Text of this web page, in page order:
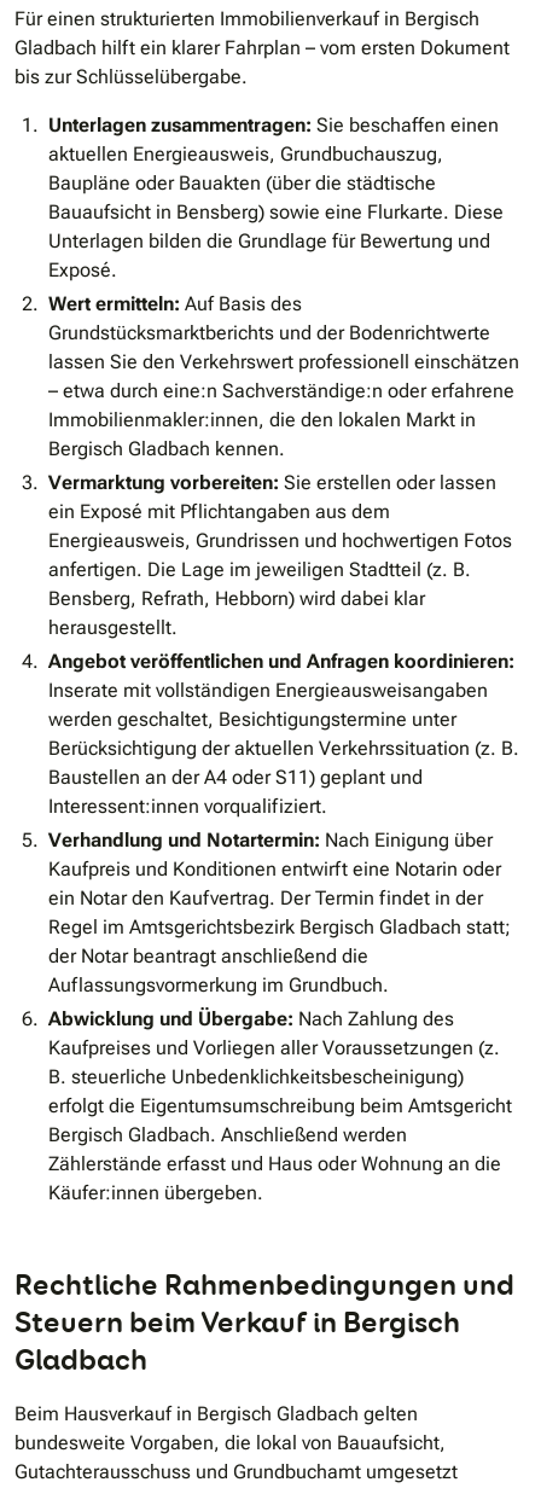
Für einen strukturierten Immobilienverkauf in Bergisch
Gladbach hilft ein klarer Fahrplan – vom ersten Dokument
bis zur Schlüsselübergabe.
Unterlagen zusammentragen: Sie beschaffen einen
aktuellen Energieausweis, Grundbuchauszug,
Baupläne oder Bauakten (über die städtische
Bauaufsicht in Bensberg) sowie eine Flurkarte. Diese
Unterlagen bilden die Grundlage für Bewertung und
Exposé.
Wert ermitteln: Auf Basis des
Grundstücksmarktberichts und der Bodenrichtwerte
lassen Sie den Verkehrswert professionell einschätzen
– etwa durch eine:n Sachverständige:n oder erfahrene
Immobilienmakler:innen, die den lokalen Markt in
Bergisch Gladbach kennen.
Vermarktung vorbereiten: Sie erstellen oder lassen
ein Exposé mit Pflichtangaben aus dem
Energieausweis, Grundrissen und hochwertigen Fotos
anfertigen. Die Lage im jeweiligen Stadtteil (z. B.
Bensberg, Refrath, Hebborn) wird dabei klar
herausgestellt.
Angebot veröffentlichen und Anfragen koordinieren:
Inserate mit vollständigen Energieausweisangaben
werden geschaltet, Besichtigungstermine unter
Berücksichtigung der aktuellen Verkehrssituation (z. B.
Baustellen an der A4 oder S11) geplant und
Interessent:innen vorqualifiziert.
Verhandlung und Notartermin: Nach Einigung über
Kaufpreis und Konditionen entwirft eine Notarin oder
ein Notar den Kaufvertrag. Der Termin findet in der
Regel im Amtsgerichtsbezirk Bergisch Gladbach statt;
der Notar beantragt anschließend die
Auflassungsvormerkung im Grundbuch.
Abwicklung und Übergabe: Nach Zahlung des
Kaufpreises und Vorliegen aller Voraussetzungen (z.
B. steuerliche Unbedenklichkeitsbescheinigung)
erfolgt die Eigentumsumschreibung beim Amtsgericht
Bergisch Gladbach. Anschließend werden
Zählerstände erfasst und Haus oder Wohnung an die
Käufer:innen übergeben.
Rechtliche Rahmenbedingungen und
Steuern beim Verkauf in Bergisch
Gladbach
Beim Hausverkauf in Bergisch Gladbach gelten
bundesweite Vorgaben, die lokal von Bauaufsicht,
Gutachterausschuss und Grundbuchamt umgesetzt